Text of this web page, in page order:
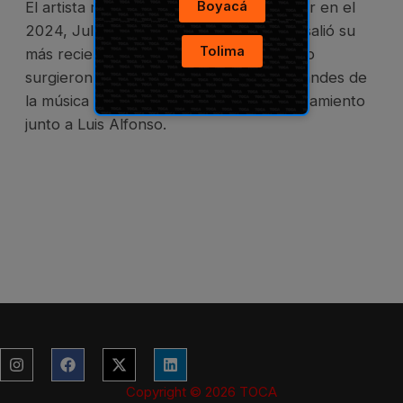
El artista revelación de la Música Popular en el
2024, Julián Daza nos contó de dónde salió su
más reciente éxito “Dios Me Dijo” y como
surgieron las colaboraciones con los grandes de
la música popular como su reciente lanzamiento
junto a Luis Alfonso.
InstagramFacebook
X-
twitter
Linkedin
Copyright © 2026 TOCA
Boyacá
Tolima